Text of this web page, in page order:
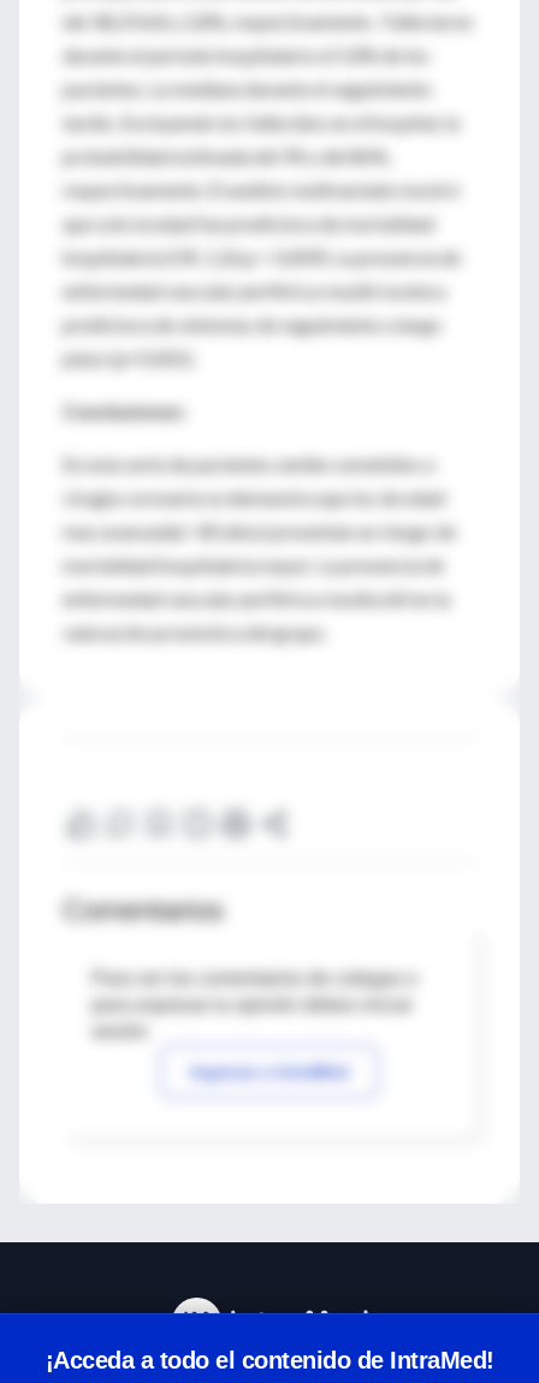
del 38,29,4,8 y 2,8%, respectivamente. Fallecieron
durante el período hospitalario el 5.8% de los
pacientes. La mediana durante el seguimiento
tardío. Excluyendo los fallecidos en el hospital, la
probabilidad estimada del 94 y del 86%,
respectivamente. El análisis multivariado mostró
que solo la edad fue predictora de mortalidad
hospitalaria (OR, 1,26;p = 0,009). La presencia de
enfermedad vascular periférica resultó la única
predictora de síntomas de seguimiento a largo
plazo (p=0.001).
Conclusiones:
En esta serie de pacientes seniles sometidos a
cirugía coronaria se demuestra que los de edad
mas avanzada(> 80 años) presentan un riesgo de
mortalidad hospitalaria mayor. La presencia de
enfermedad vascular periférica resulta útil en la
valoración pronóstica del grupo.
Comentarios
Para ver los comentarios de colegas o
Ingresar a IntraMed
¡Acceda a todo el contenido de IntraMed!